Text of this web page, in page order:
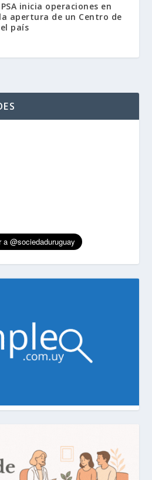
inicia operaciones en
apertura de un Centro de
país